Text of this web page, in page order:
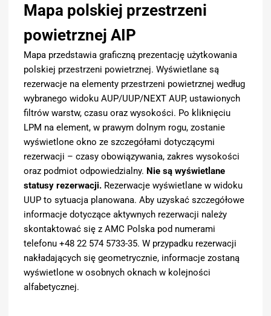
Mapa polskiej przestrzeni
powietrznej AIP
Mapa przedstawia graficzną prezentację użytkowania
polskiej przestrzeni powietrznej. Wyświetlane są
rezerwacje na elementy przestrzeni powietrznej według
wybranego widoku AUP/UUP/NEXT AUP, ustawionych
filtrów warstw, czasu oraz wysokości. Po kliknięciu
LPM na element, w prawym dolnym rogu, zostanie
wyświetlone okno ze szczegółami dotyczącymi
rezerwacji – czasy obowiązywania, zakres wysokości
oraz podmiot odpowiedzialny. Nie są wyświetlane
statusy rezerwacji.Rezerwacje wyświetlane w widoku
UUP to sytuacja planowana. Aby uzyskać szczegółowe
informacje dotyczące aktywnych rezerwacji należy
skontaktować się z AMC Polska pod numerami
telefonu +48 22 574 5733-35. W przypadku rezerwacji
nakładających się geometrycznie, informacje zostaną
wyświetlone w osobnych oknach w kolejności
alfabetycznej.